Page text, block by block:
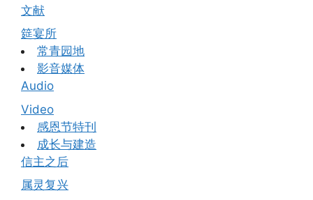
文献
筵宴所
常青园地
影音媒体
Audio
Video
感恩节特刊
成长与建造
信主之后
属灵复兴